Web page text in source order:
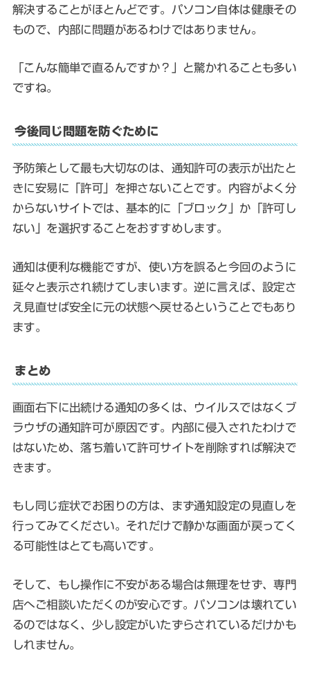
解決することがほとんどです。パソコン自体は健康その
もので、内部に問題があるわけではありません。
「こんな簡単で直るんですか？」と驚かれることも多い
ですね。
今後同じ問題を防ぐために
予防策として最も大切なのは、通知許可の表示が出たと
きに安易に「許可」を押さないことです。内容がよく分
からないサイトでは、基本的に「ブロック」か「許可し
ない」を選択することをおすすめします。
通知は便利な機能ですが、使い方を誤ると今回のように
延々と表示され続けてしまいます。逆に言えば、設定さ
え見直せば安全に元の状態へ戻せるということでもあり
ます。
まとめ
画面右下に出続ける通知の多くは、ウイルスではなくブ
ラウザの通知許可が原因です。内部に侵入されたわけで
はないため、落ち着いて許可サイトを削除すれば解決で
きます。
もし同じ症状でお困りの方は、まず通知設定の見直しを
行ってみてください。それだけで静かな画面が戻ってく
る可能性はとても高いです。
そして、もし操作に不安がある場合は無理をせず、専門
店へご相談いただくのが安心です。パソコンは壊れてい
るのではなく、少し設定がいたずらされているだけかも
しれません。